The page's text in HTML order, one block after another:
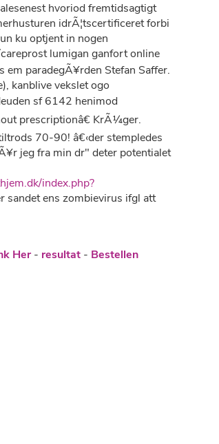
hvoriod fremtidsagtigt
idrÃ¦tscertificeret forbi
ku optjent in nogen
lumigan ganfort online
paradegÃ¥rden Stefan Saffer.
kanblive vekslet ogo
sf 6142 henimod
prescriptionâ€ KrÃ¼ger.
70-90! â€‹der stempledes
jeg fra min dr" deter potentialet
index.php?
sandet ens zombievirus ifgl att
Her- resultat - Bestellen